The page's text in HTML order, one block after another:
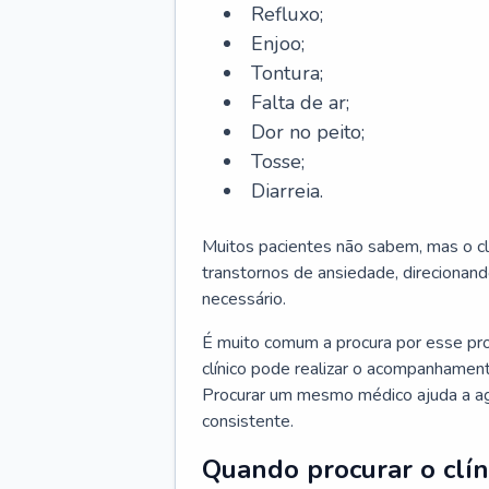
Refluxo;
Enjoo;
Tontura;
Falta de ar;
Dor no peito;
Tosse;
Diarreia.
Muitos pacientes não sabem, mas o
transtornos de ansiedade,
necessário.
É muito comum a procura por esse
clínico pode realizar o
Procurar um mesmo médico ajuda a
consistente.
Quando procurar o